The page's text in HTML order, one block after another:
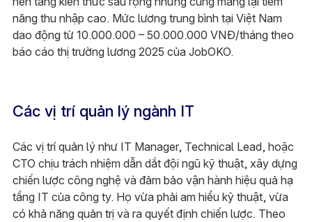
năng thu nhập cao. Mức lương trung bình tại Việt Nam
dao động từ 10.000.000 – 50.000.000 VNĐ/tháng theo
báo cáo thị trường lương 2025 của JobOKO.
Các vị trí quản lý ngành IT
Các vị trí quản lý như IT Manager, Technical Lead, hoặc
CTO chịu trách nhiệm dẫn dắt đội ngũ kỹ thuật, xây dựng
chiến lược công nghệ và đảm bảo vận hành hiệu quả hạ
tầng IT của công ty. Họ vừa phải am hiểu kỹ thuật, vừa
có khả năng quản trị và ra quyết định chiến lược. Theo